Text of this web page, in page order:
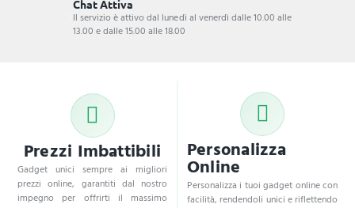
Chat Attiva
Il servizio è attivo dal lunedì al venerdì dalle 10.00 alle
13.00 e dalle 15.00 alle 18.00
Prezzi Imbattibili
Gadget unici sempre ai migliori
prezzi online, garantiti dal nostro
impegno per offrirti il massimo
Personalizza
Online
Personalizza i tuoi gadget online con
facilità, rendendoli unici e riflettendo